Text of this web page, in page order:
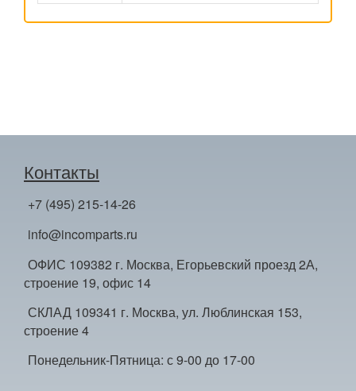
Контакты
+7 (495) 215-14-26
info@incomparts.ru
ОФИС 109382 г. Москва, Егорьевский проезд 2А,
строение 19, офис 14
СКЛАД 109341 г. Москва, ул. Люблинская 153,
строение 4
Понедельник-Пятница: с 9-00 до 17-00